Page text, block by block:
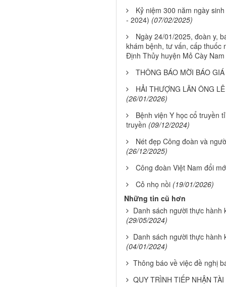
Kỷ niệm 300 năm ngày
- 2024) (07/02/2025)
Ngày 24/01/2025, đoàn y,
khám bệnh, tư vấn, cấp thuốc
Định Thủy huyện Mỏ Cày Nam
THÔNG BÁO MỜI BÁO
HẢI THƯỢNG LÃN ÔNG
(26/01/2026)
Bệnh viện Y học cổ truyền
truyền (09/12/2024)
Nét đẹp Công đoàn và
(26/12/2025)
Công đoàn Việt Nam đổi
Cỏ nhọ nồi (19/01/2026)
Những tin cũ hơn
Danh sách người thực hành
(29/05/2024)
Danh sách người thực hành
(04/01/2024)
Thông báo về việc đề nghị
QUY TRÌNH TIẾP NHẬN